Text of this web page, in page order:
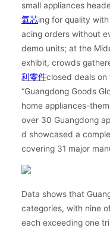
small appliances
氣芯ing for quality
acing orders without
demo units; at the
exhibit, crowds
利零件closed deals
“Guangdong Goods
home appliances-
over 30 Guangdong
d showcased a
covering 31 major
Data shows that
categories, with nine
each exceeding one